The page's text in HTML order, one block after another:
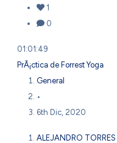
1
0
01:01:49
PrÃ¡ctica de Forrest Yoga
General
•
6th Dic, 2020
ALEJANDRO TORRES